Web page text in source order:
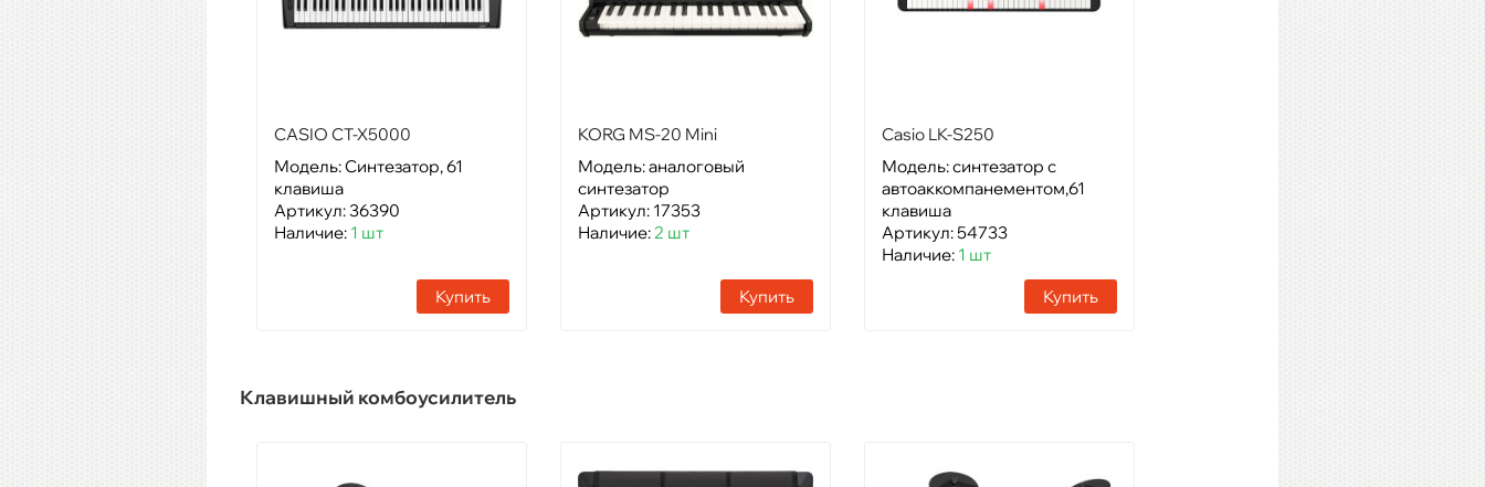
CASIO CT-X5000
Модель: Синтезатор, 61
клавиша
Артикул: 36390
Наличие: 1 шт
Купить
KORG MS-20 Mini
Модель: аналоговый
синтезатор
Артикул: 17353
Наличие:2 шт
Купить
Casio LK-S250
Модель: синтезатор с
автоаккомпанементом,61
клавиша
Артикул: 54733
Наличие: 1 шт
Купить
Клавишный комбоусилитель